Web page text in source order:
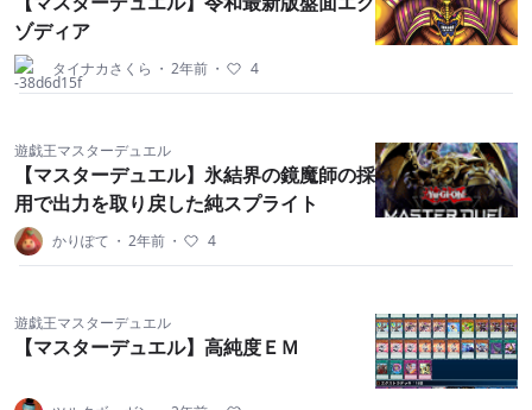
ゾディア
タイナカさくら ・ 2年前 ・ 4
遊戯王マスターデュエル
【マスターデュエル】氷結界の鏡魔師の採
用で出力を取り戻した純スプライト
かりぽて ・ 2年前 ・ 4
遊戯王マスターデュエル
【マスターデュエル】高純度ＥＭ